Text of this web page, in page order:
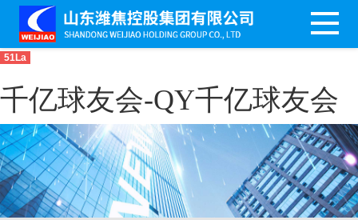
51La
千亿球友会-QY千亿球友会